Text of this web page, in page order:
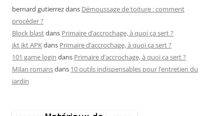
bernard gutierrezdans Démoussage de toiture : comment
procéder ?
Block blastdans Primaire d’accrochage, à quoi ça sert ?
jkt jkt APKdans Primaire d’accrochage, à quoi ça sert ?
101 game login dans Primaire d’accrochage, à quoi ça sert ?
Milan romansdans 10 outils indispensables pour l’entretien du
jardin